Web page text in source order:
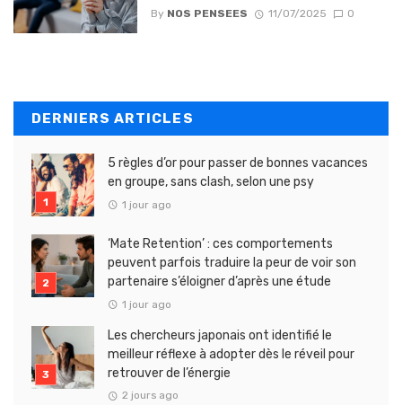
By NOS PENSEES 11/07/2025 0
DERNIERS ARTICLES
5 règles d’or pour passer de bonnes vacances
en groupe, sans clash, selon une psy
1 jour ago
‘Mate Retention’ : ces comportements
peuvent parfois traduire la peur de voir son
partenaire s’éloigner d’après une étude
1 jour ago
Les chercheurs japonais ont identifié le
meilleur réflexe à adopter dès le réveil pour
retrouver de l’énergie
2 jours ago